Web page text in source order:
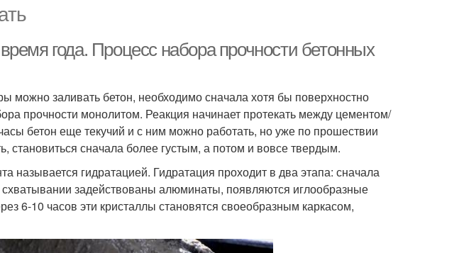
года. Процесс набора прочности бетонных
можно заливать бетон, необходимо сначала хотя бы поверхностно
прочности монолитом. Реакция начинает протекать между цементом/
бетон еще текучий и с ним можно работать, но уже по прошествии
становиться сначала более густым, а потом и вовсе твердым.
называется гидратацией. Гидратация проходит в два этапа: сначала
задействованы алюминаты, появляются иглообразные
6-10 часов эти кристаллы становятся своеобразным каркасом,